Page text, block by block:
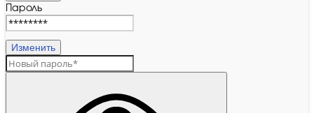
Пароль
Изменить